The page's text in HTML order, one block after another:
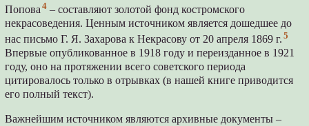
Попова 4 – составляют золотой фонд костромского
некрасоведения. Ценным источником является дошедшее до
нас письмо Г. Я. Захарова к Некрасову от 20 апреля 1869 г. 5
Впервые опубликованное в 1918 году и переизданное в 1921
году, оно на протяжении всего советского периода
цитировалось только в отрывках (в нашей книге приводится
его полный текст).
Важнейшим источником являются архивные документы –